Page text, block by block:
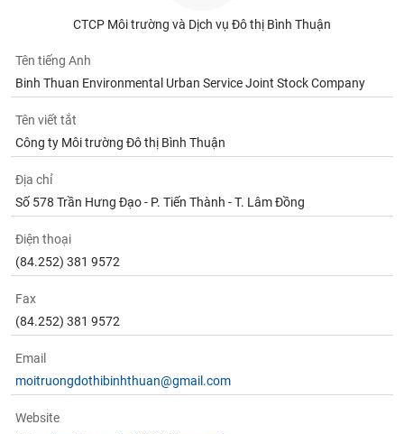
CTCP Môi trường và Dịch vụ Đô thị Bình Thuận
Tên tiếng Anh
Binh Thuan Environmental Urban Service Joint Stock Company
Tên viết tắt
Công ty Môi trường Đô thị Bình Thuận
Địa chỉ
Số 578 Trần Hưng Đạo - P. Tiến Thành - T. Lâm Đồng
Điện thoại
(84.252) 381 9572
Fax
(84.252) 381 9572
Email
moitruongdothibinhthuan@gmail.com
Website